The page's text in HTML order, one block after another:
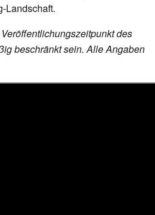
Landschaft.
des
beschränkt sein. Alle Angaben